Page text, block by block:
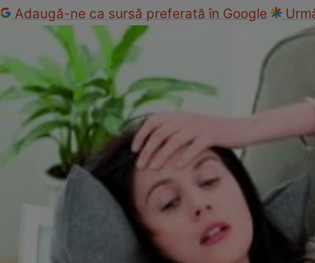
Adaugă-ne ca sursă preferată în Google